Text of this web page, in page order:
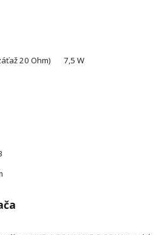
20 Ohm) 7,5 W